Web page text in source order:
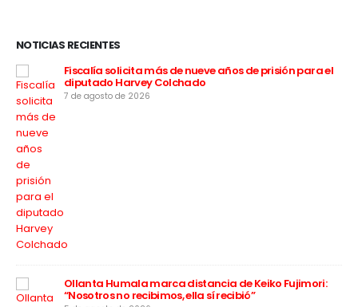
NOTICIAS RECIENTES
Fiscalía solicita más de nueve años de prisión para el
diputado Harvey Colchado
7 de agosto de 2026
Ollanta Humala marca distancia de Keiko Fujimori:
“Nosotros no recibimos, ella sí recibió”